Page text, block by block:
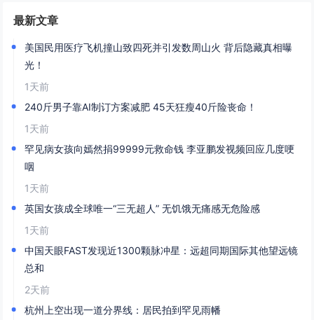
最新文章
美国民用医疗飞机撞山致四死并引发数周山火 背后隐藏真相曝
光！
1天前
240斤男子靠AI制订方案减肥 45天狂瘦40斤险丧命！
1天前
罕见病女孩向嫣然捐99999元救命钱 李亚鹏发视频回应几度哽
咽
1天前
英国女孩成全球唯一“三无超人” 无饥饿无痛感无危险感
1天前
中国天眼FAST发现近1300颗脉冲星：远超同期国际其他望远镜
总和
2天前
杭州上空出现一道分界线：居民拍到罕见雨幡